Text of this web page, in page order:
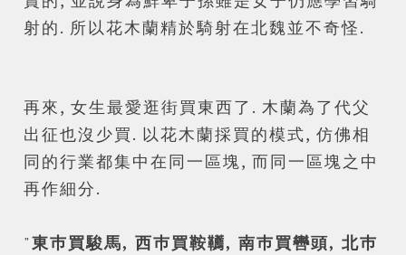
射的. 所以花木蘭精於騎射在北魏並不奇怪.
再來, 女生最愛逛街買東西了. 木蘭為了代父
出征也沒少買. 以花木蘭採買的模式, 仿佛相
同的行業都集中在同一區塊, 而同一區塊之中
再作細分.
"東巿買駿馬, 西巿買鞍韉, 南巿買轡頭, 北巿